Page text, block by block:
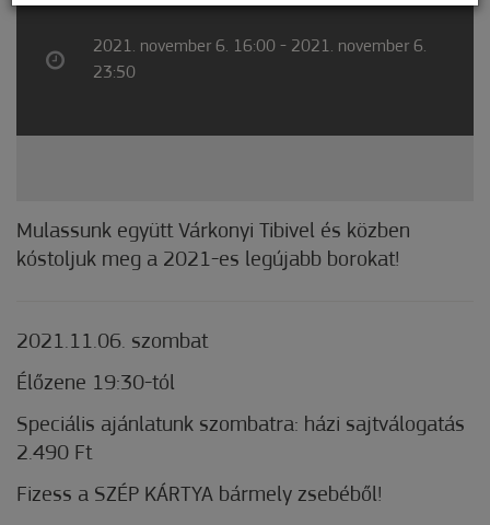
2021. november 6. 16:00 - 2021. november 6.
23:50
Mulassunk együtt Várkonyi Tibivel és közben
kóstoljuk meg a 2021-es legújabb borokat!
2021.11.06. szombat
Élőzene 19:30-tól
Speciális ajánlatunk szombatra: házi sajtválogatás
2.490 Ft
Fizess a SZÉP KÁRTYA bármely zsebéből!